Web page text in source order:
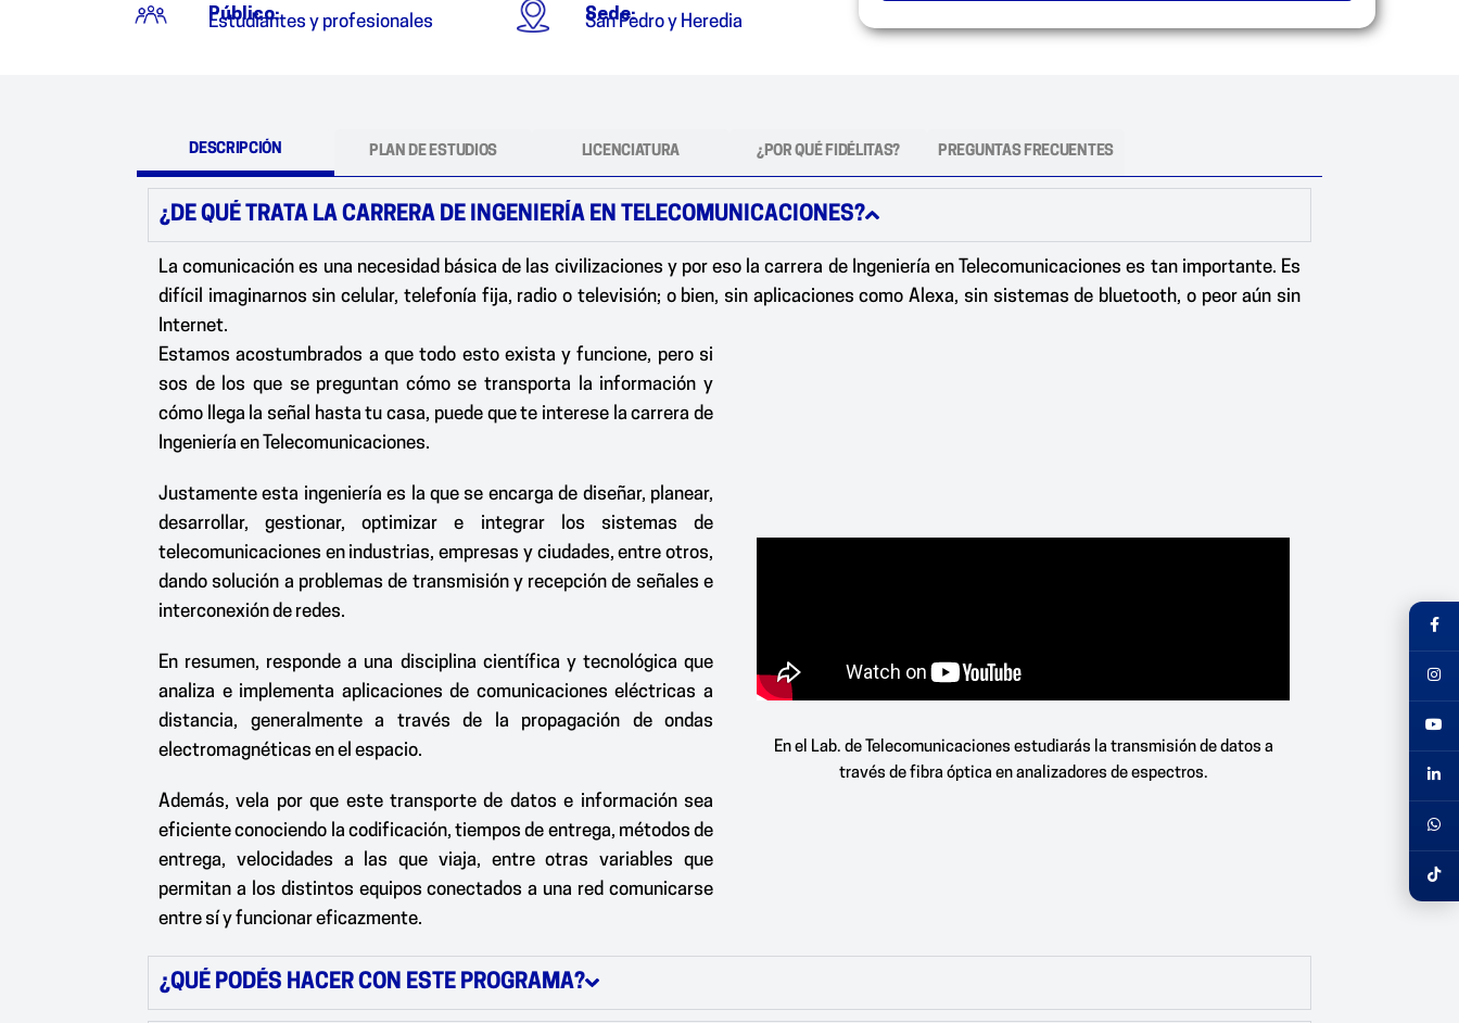
Público:
Estudiantes y profesionales Sede:
San Pedro y Heredia
DESCRIPCIÓN PLAN DE ESTUDIOS LICENCIATURA ¿POR QUÉ FIDÉLITAS? PREGUNTAS FRECUENTES
¿DE QUÉ TRATA LA CARRERA DE INGENIERÍA EN TELECOMUNICACIONES?
La comunicación es una necesidad básica de las civilizaciones y por eso la carrera de Ingeniería en Telecomunicaciones es tan importante. Es
difícil imaginarnos sin celular, telefonía fija, radio o televisión; o bien, sin aplicaciones como Alexa, sin sistemas de bluetooth, o peor aún sin
Internet.
Estamos acostumbrados a que todo esto exista y funcione, pero si
sos de los que se preguntan cómo se transporta la información y
cómo llega la señal hasta tu casa, puede que te interese la carrera de
Ingeniería en Telecomunicaciones.
Justamente esta ingeniería es la que se encarga de diseñar, planear,
desarrollar, gestionar, optimizar e integrar los sistemas de
telecomunicaciones en industrias, empresas y ciudades, entre otros,
dando solución a problemas de transmisión y recepción de señales e
interconexión de redes.
En resumen, responde a una disciplina científica y tecnológica que
analiza e implementa aplicaciones de comunicaciones eléctricas a
distancia, generalmente a través de la propagación de ondas
electromagnéticas en el espacio.
Además, vela por que este transporte de datos e información sea
eficiente conociendo la codificación, tiempos de entrega, métodos de
entrega, velocidades a las que viaja, entre otras variables que
permitan a los distintos equipos conectados a una red comunicarse
entre sí y funcionar eficazmente.
En el Lab. de Telecomunicaciones estudiarás la transmisión de datos a
través de fibra óptica en analizadores de espectros.
¿QUÉ PODÉS HACER CON ESTE PROGRAMA?